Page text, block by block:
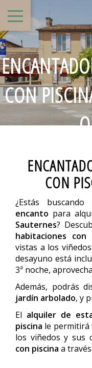
CON
CON
¿Estás
encanto para
Sauternes?
habitaciones
vistas a los
desayuno está
3ª noche,
Además, podrás
jardín arbolado, y
El alquiler de
piscina le permitirá
los viñedos y sus
con piscina a